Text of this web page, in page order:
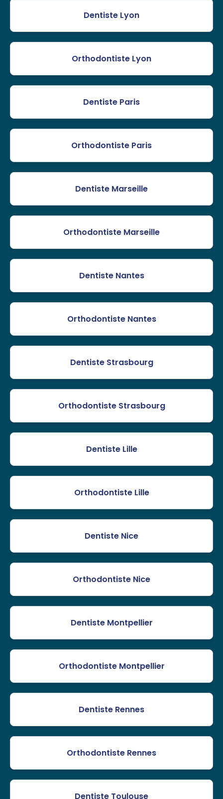
Dentiste Lyon
Orthodontiste Lyon
Dentiste Paris
Orthodontiste Paris
Dentiste Marseille
Orthodontiste Marseille
Dentiste Nantes
Orthodontiste Nantes
Dentiste Strasbourg
Orthodontiste Strasbourg
Dentiste Lille
Orthodontiste Lille
Dentiste Nice
Orthodontiste Nice
Dentiste Montpellier
Orthodontiste Montpellier
Dentiste Rennes
Orthodontiste Rennes
Dentiste Toulouse